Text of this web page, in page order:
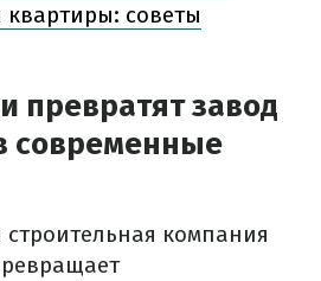
советы
превратят завод
современные
компания